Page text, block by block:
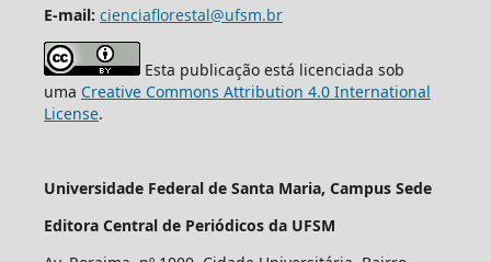
E-mail: cienciaflorestal@ufsm.br
Esta publicação está licenciada sob
uma Creative Commons Attribution 4.0 International
License.
Universidade Federal de Santa Maria, Campus Sede
Editora Central de Periódicos da UFSM